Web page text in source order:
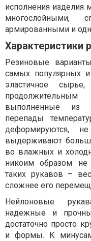
исполнения изделия
многослойными,
армированными и
Характеристики
Резиновые
самых популярных и
эластичное
выполненные из
перепады
деформируются,
выдерживают
во влажных и
никоим образом не
таких рукавов –
сложнее его
Нейлоновые
надежные и
достаточно просто
и формы. К